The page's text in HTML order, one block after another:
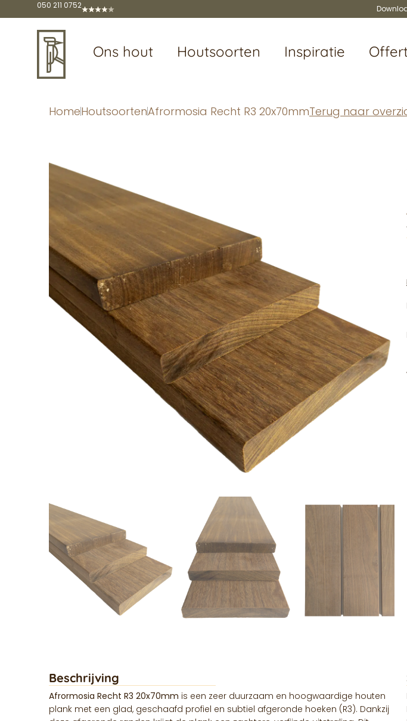
050 211 0752
Ons hout Houtsoorten Inspiratie
HomeHoutsoortenAfrormosia Recht R3 20x70mmTerug naar
Beschrijving
Afrormosia Recht R3 20x70mm is een zeer duurzaam en hoogwaardige houten
plank met een glad, geschaafd profiel en subtiel afgeronde hoeken (R3). Dankzij